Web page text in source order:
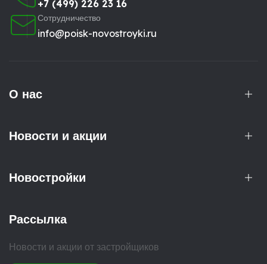
+7 (499) 226 23 16
Сотрудничество
info@poisk-novostroyki.ru
О нас
Новости и акции
Новостройки
Рассылка
Новости и акции от застройщиков